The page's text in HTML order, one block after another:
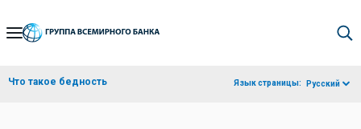
Skip
Navigation
Что такое бедность Язык страницы: Русский